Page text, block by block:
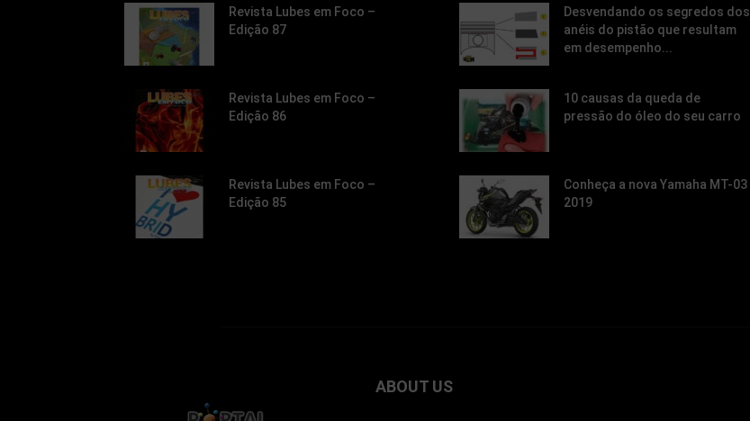
Revista Lubes em Foco –
Edição 87
Revista Lubes em Foco –
Edição 86
Revista Lubes em Foco –
Edição 85
Desvendando os segredos dos
anéis do pistão que resultam
em desempenho...
10 causas da queda de
pressão do óleo do seu carro
Conheça a nova Yamaha MT-03
2019
ABOUT US